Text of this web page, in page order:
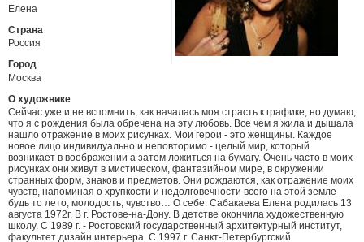
Елена
Страна
Россия
Город
Москва
О художнике
Сейчас уже и не вспомнить, как началась моя страсть к графике, но думаю,
что я с рождения была обречена на эту любовь. Все чем я жила и дышала
нашло отражение в моих рисунках. Мои герои - это женщины. Каждое
новое лицо индивидуально и неповторимо - целый мир, который
возникает в воображении а затем ложиться на бумагу. Очень часто в моих
рисунках они живут в мистическом, фантазийном мире, в окружении
странных форм, знаков и предметов. Они рождаются, как отражение моих
чувств, напоминая о хрупкости и недолговечности всего на этой земле
будь то лето, молодость, чувство… О себе: Сабакаева Елена родилась 13
августа 1972г. В г. Ростове-на-Дону. В детстве окончила художественную
школу. С 1989 г. - Ростовский государственный архитектурный институт,
факультет дизайн интерьера. С 1997 г. Санкт-Петербургский